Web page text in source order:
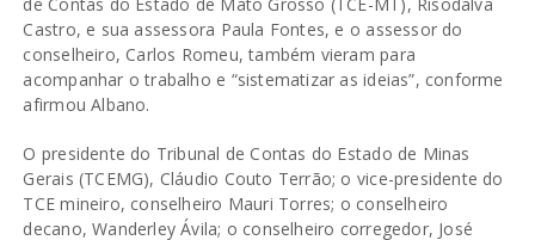
Castro, e sua assessora Paula Fontes, e o assessor do
conselheiro, Carlos Romeu, também vieram para
acompanhar o trabalho e “sistematizar as ideias”, conforme
afirmou Albano.
O presidente do Tribunal de Contas do Estado de Minas
Gerais (TCEMG), Cláudio Couto Terrão; o vice-presidente do
TCE mineiro, conselheiro Mauri Torres; o conselheiro
decano, Wanderley Ávila; o conselheiro corregedor, José